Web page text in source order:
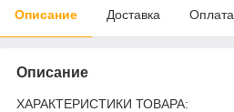
Описание Доставка Оплата
Описание
ХАРАКТЕРИСТИКИ ТОВАРА: